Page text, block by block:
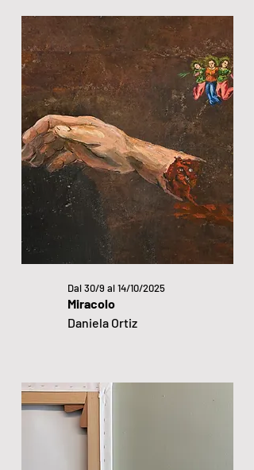
Dal 30/9 al 14/10/2025
Miracolo
Daniela Ortiz